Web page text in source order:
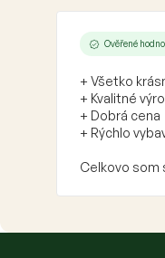
Ověřené
+ Všetko
+ Kvalitné
+ Dobrá cena
+ Rýchlo
Celkovo som